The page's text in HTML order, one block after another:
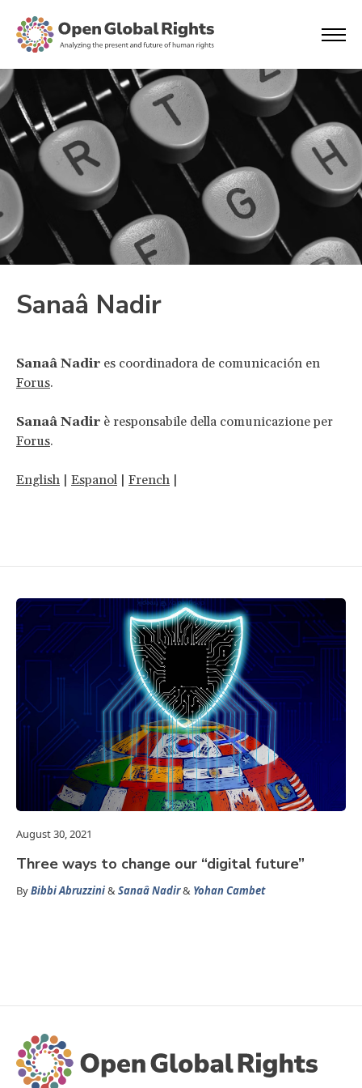
Sanaâ Nadir
Sanaâ Nadir es coordinadora de comunicación en
Forus.
Sanaâ Nadir è responsabile della comunicazione per
Forus.
English | Espanol | French |
August 30, 2021
Three ways to change our “digital future”
ByBibbi Abruzzini&Sanaâ Nadir& Yohan Cambet